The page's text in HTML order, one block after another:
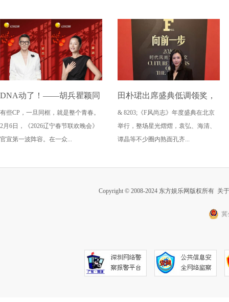
DNA动了！——胡兵瞿颖同
框《2026辽宁春晚》
有些CP，一旦同框，就是整个青春。
2月6日，《2026辽宁春节联欢晚会》
官宣第一波阵容。在一众...
田朴珺出席盛典低调领奖，
这状态要打满分
& 8203;《F风尚志》年度盛典在北京
举行，整场星光熠熠，袁弘、海清、
谭晶等不少圈内熟面孔齐...
Copyright © 2008-2024 东方娱乐网版权所有 关
冀